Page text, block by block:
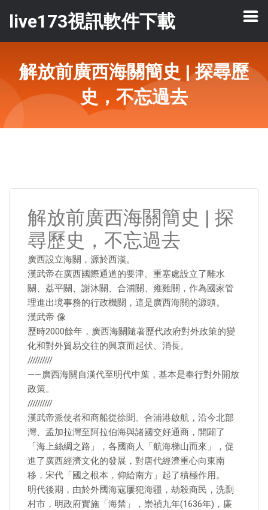
live173視訊軟件下載
解放前廣西海關簡史 | 探尋歷
史，不忘過去
解放前廣西海關簡史 | 探
尋歷史，不忘過去
廣西設立海關，源於西漢。
漢武帝在廣西國際通道的要津、重塞處設立了離水
關、荔平關、謝沐關、合浦關、雍雞關，作為國家管
理進出境事務的行政機關，這是廣西海關的源頭。
漢武帝 像
歷時2000餘年，廣西海關隨著歷代政府對外政策的變
化和對外貿易交往的興衰而起伏、消長。
//////////
——廣西海關自漢代至明代中葉，基本是奉行對外開放
政策。
//////////
漢武帝派使者和商船從徐聞、合浦港啟航，沿今北部
灣、孟加拉灣至阿拉伯海與諸國交好通商，開闢了
「海上絲綢之路」，各國商人「航海梯山而來」，促
進了廣西經濟文化的發展，對唐代經濟重心向東南
移，宋代「國之根本，仰給南方」起了積極作用。
明代後期，由於外國海寇屢犯海疆，劫殺商民，洗剽
村市，明政府實施「海禁」，崇禎九年(1636年)，廉